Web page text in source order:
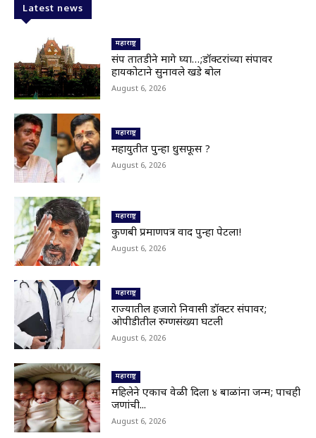
भेगा; अपघाताचा धोका
00:59
Latur|शिवराज पाटील चाकूरकर यांच्या भव्य स्मारकाची
तयारी; चार दिवसांत मोठा निर्णय!
03:22
Nanded|धर्मेंद्र प्रधानांच्या राजीनाम्यावर राकेश टिकैतांचे
मोठे वक्तव्य..
01:30
Latur|खरीप हंगामावर एल निनोचं सावट; शेतकऱ्यांची
नजर आकाशाकडे
Latur|बोगस खत विकणाऱ्यांविरोधात शेतकऱ्यांचा एल्गार
04:25
Parbhani|परभणी-गंगाखेड महामार्गाच्या दर्जावर
प्रश्नचिन्ह;202 कोटी खर्च करूनही महामार्गाची दुरवस्था
01:21
Nanded|नांदेड हादरलं! दहावीतील विद्यार्थ्याचा
वर्गमित्रावर चाकू हल्ला
02:10
भूम तालुक्यातील आंबी जयवंतनगर मार्ग बंद;देवगावरोड
वरील पूल गेला वाहून,अनेक गावांचा संपर्क तुटला
00:17
Nanded|हिमायतनगरमध्ये प्रशासनाचा बुलडोझर; उमर
चौक अतिक्रमणमुक्त
01:29
Viral Video: सहस्त्रकुंड धबधब्याचा मन मोहून टाकणारा
ड्रोन व्ह्यू
01:28
Latest news
महाराष्ट्र
संप तातडीने मागे घ्या…;डॉक्टरांच्या संपावर
हायकोर्टाने सुनावले खडे बोल
August 6, 2026
महाराष्ट्र
महायुतीत पुन्हा धुसफूस ?
August 6, 2026
महाराष्ट्र
कुणबी प्रमाणपत्र वाद पुन्हा पेटला!
August 6, 2026
महाराष्ट्र
राज्यातील हजारो निवासी डॉक्टर संपावर;
ओपीडीतील रुग्णसंख्या घटली
August 6, 2026
महाराष्ट्र
महिलेने एकाच वेळी दिला ४ बाळांना जन्म; पाचही
जणांची...
August 6, 2026